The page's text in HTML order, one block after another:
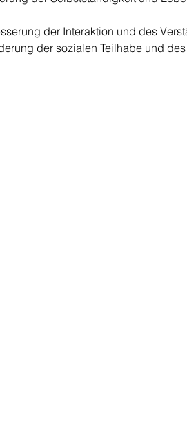
der Interaktion und des
der sozialen Teilhabe und des